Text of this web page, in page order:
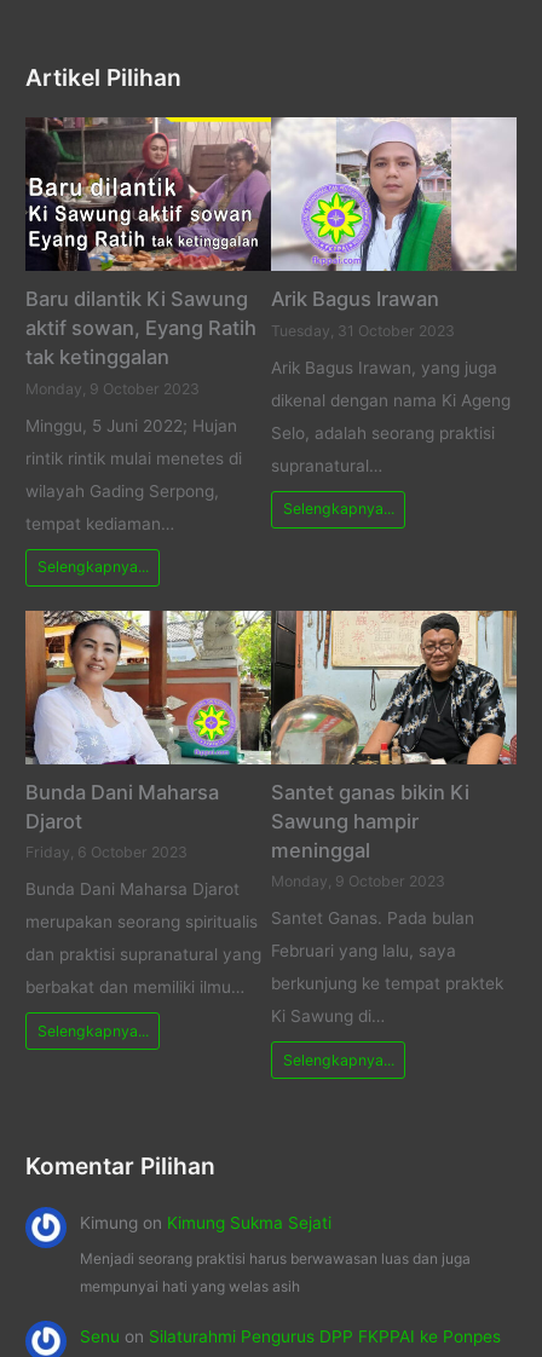
Artikel Pilihan
Baru dilantik Ki Sawung
aktif sowan, Eyang Ratih
tak ketinggalan
Monday, 9 October 2023
Minggu, 5 Juni 2022; Hujan
rintik rintik mulai menetes di
wilayah Gading Serpong,
tempat kediaman…
Selengkapnya...
Arik Bagus Irawan
Tuesday, 31 October 2023
Arik Bagus Irawan, yang juga
dikenal dengan nama Ki Ageng
Selo, adalah seorang praktisi
supranatural…
Selengkapnya...
Bunda Dani Maharsa
Djarot
Friday, 6 October 2023
Bunda Dani Maharsa Djarot
merupakan seorang spiritualis
dan praktisi supranatural yang
berbakat dan memiliki ilmu…
Selengkapnya...
Santet ganas bikin Ki
Sawung hampir
meninggal
Monday, 9 October 2023
Santet Ganas. Pada bulan
Februari yang lalu, saya
berkunjung ke tempat praktek
Ki Sawung di…
Selengkapnya...
Komentar Pilihan
Kimung on Kimung Sukma Sejati
Menjadi seorang praktisi harus berwawasan luas dan juga
mempunyai hati yang welas asih
Senu on Silaturahmi Pengurus DPP FKPPAI ke Ponpes